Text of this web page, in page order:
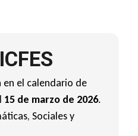
en el calendario de
15 de marzo de 2026.
Sociales y